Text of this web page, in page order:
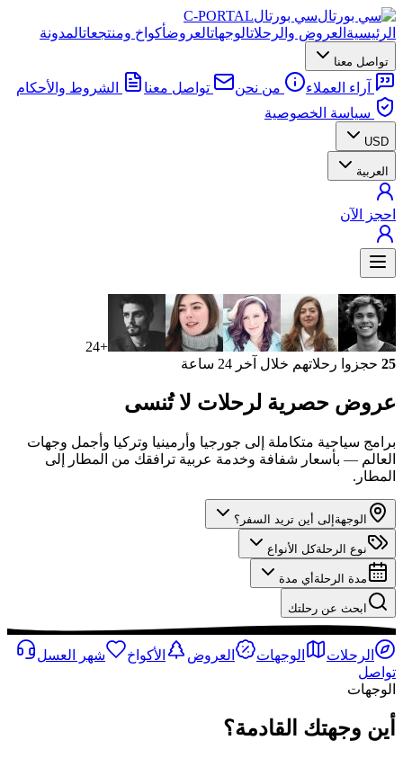
سي بورتالC-PORTAL
الرئيسية العروض والرحلاتالوجهاتالعروضأكواخ ومنتجعاتالمدونة
تواصل معنا
آراء العملاء من نحن تواصل معنا
الشروط والأحكام
سياسة الخصوصية
USD
العربية
احجز الآن
+24
25 حجزوا رحلاتهم خلال آخر 24 ساعة
عروض حصرية لرحلات لا تُنسى
برامج سياحية متكاملة إلى جورجيا وأرمينيا وتركيا وأجمل وجهات
العالم — بأسعار شفافة وخدمة عربية ترافقك من المطار إلى
المطار.
الوجهة إلى أين تريد السفر؟
نوع الرحلةكل الأنواع
مدة الرحلة أي مدة
ابحث عن رحلتك
الرحلات الوجهات العروض الأكواخ
شهر العسل
تواصل
الوجهات
أين وجهتك القادمة؟